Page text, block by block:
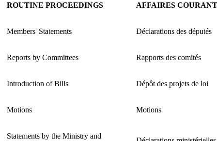
ROUTINE PROCEEDINGS AFFAIRES
Members' Statements Déclarations des députés
Reports by Committees Rapports des comités
Introduction of Bills Dépôt des projets de loi
Motions Motions
Statements by the Ministry and